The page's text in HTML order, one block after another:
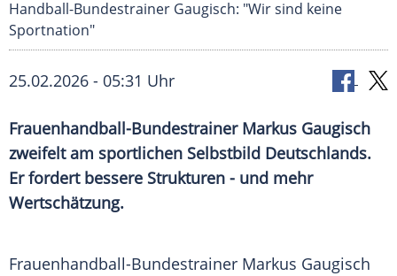
Handball-Bundestrainer Gaugisch: "Wir sind keine
Sportnation"
25.02.2026 - 05:31 Uhr
Frauenhandball-Bundestrainer Markus Gaugisch
zweifelt am sportlichen Selbstbild Deutschlands.
Er fordert bessere Strukturen - und mehr
Wertschätzung.
Frauenhandball-Bundestrainer Markus Gaugisch